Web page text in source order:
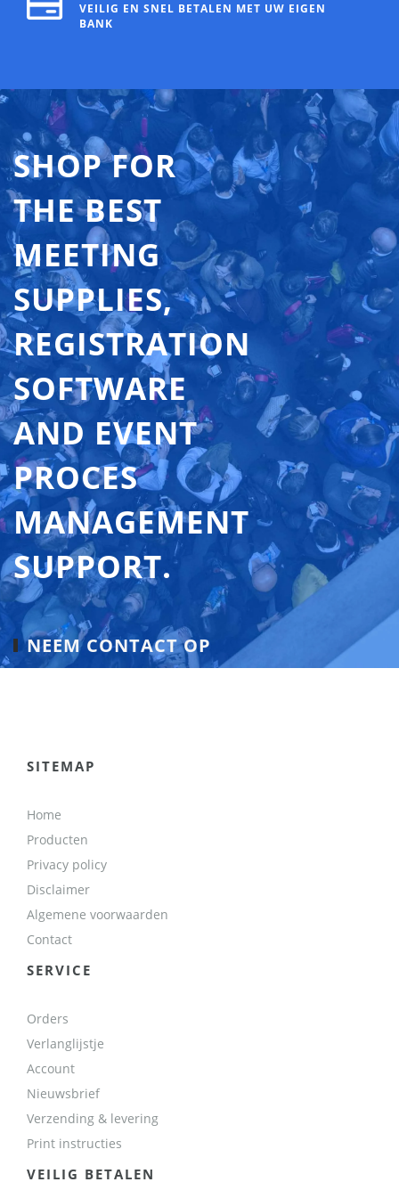
VEILIG EN SNEL BETALEN MET UW EIGEN
BANK
SHOP FOR
THE BEST
MEETING
SUPPLIES,
REGISTRATION
SOFTWARE
AND EVENT
PROCES
MANAGEMENT
SUPPORT.
NEEM CONTACT OP
SITEMAP
Home
Producten
Privacy policy
Disclaimer
Algemene voorwaarden
Contact
SERVICE
Orders
Verlanglijstje
Account
Nieuwsbrief
Verzending & levering
Print instructies
VEILIG BETALEN